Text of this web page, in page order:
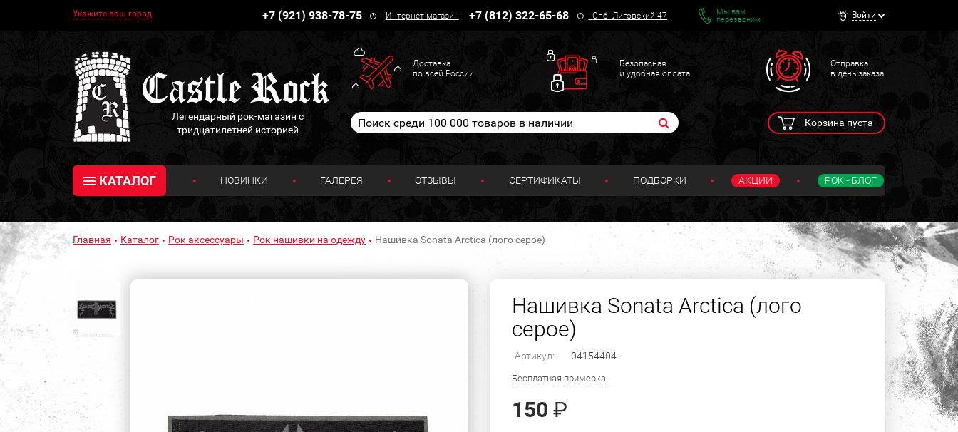
Укажите ваш город +7 (921) 938-78-75 - Интернет-магазин +7 (812) 322-65-68 -Спб. Лиговский 47
Мы вам
перезвоним
Войти
Легендарный рок-магазин с
тридцатилетней историей
Доставка
по всей России
Безопасная
и удобная оплата
Отправка
в день заказа
Корзина пуста
КАТАЛОГ НОВИНКИ ГАЛЕРЕЯ ОТЗЫВЫ СЕРТИФИКАТЫ ПОДБОРКИ АКЦИИ РОК - БЛОГ
Главная Каталог Рок аксессуары Рок нашивки на одежду Нашивка Sonata Arctica (лого серое)
Нашивка Sonata Arctica (лого
серое)
Артикул: 04154404
Бесплатная примерка
150 ₽